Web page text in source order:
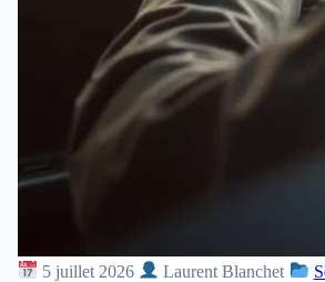
5 juillet 2026 Laurent Blanchet